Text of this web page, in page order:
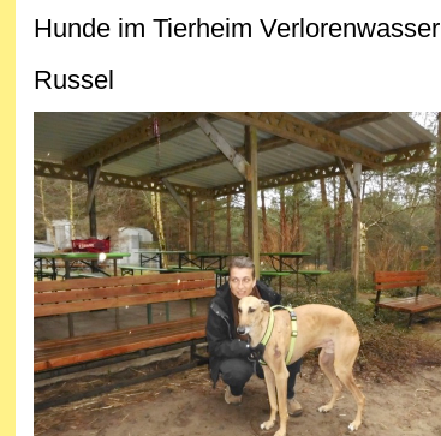
Hunde im Tierheim Verlorenwasser
Russel